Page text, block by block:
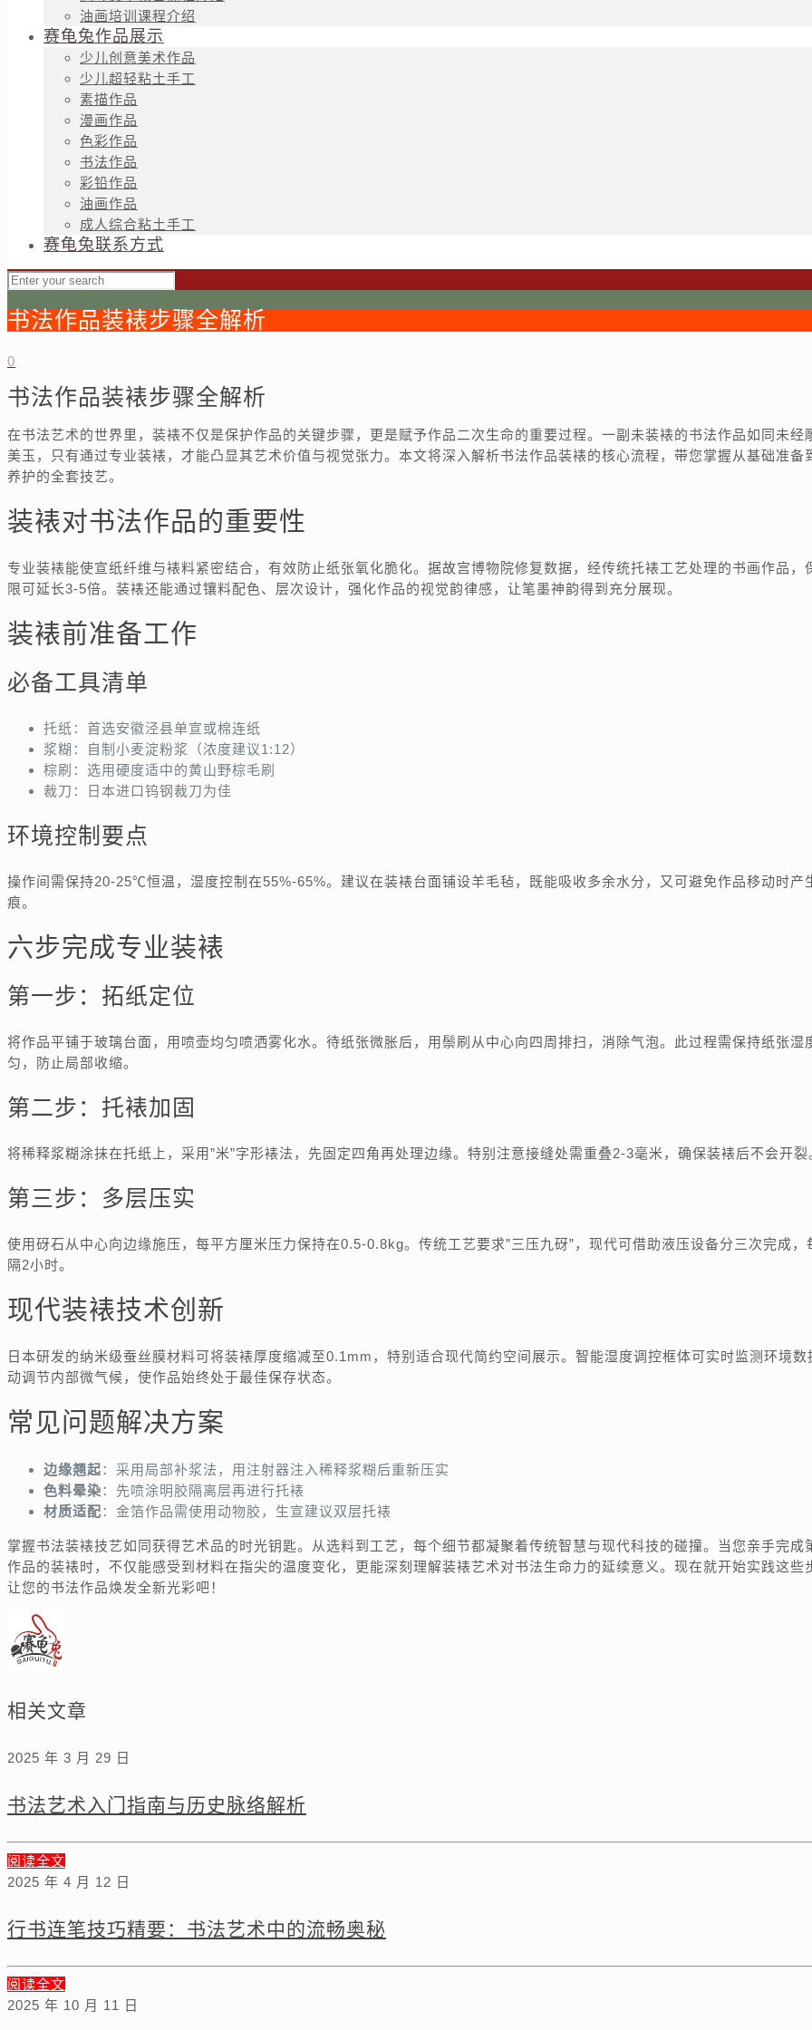
油画培训课程介绍
赛龟兔作品展示
少儿创意美术作品
少儿超轻粘土手工
素描作品
漫画作品
色彩作品
书法作品
彩铅作品
油画作品
成人综合粘土手工
赛龟兔联系方式
书法作品装裱步骤全解析
0
书法作品装裱步骤全解析
在书法艺术的世界里，装裱不仅是保护作品的关键步骤，更是赋予作品二次生命的重要过程。一副未装裱的书法作品如同未经
美玉，只有通过专业装裱，才能凸显其艺术价值与视觉张力。本文将深入解析书法作品装裱的核心流程，带您掌握从基础准备
养护的全套技艺。
装裱对书法作品的重要性
专业装裱能使宣纸纤维与裱料紧密结合，有效防止纸张氧化脆化。据故宫博物院修复数据，经传统托裱工艺处理的书画作品，
限可延长3-5倍。装裱还能通过镶料配色、层次设计，强化作品的视觉韵律感，让笔墨神韵得到充分展现。
装裱前准备工作
必备工具清单
托纸：首选安徽泾县单宣或棉连纸
浆糊：自制小麦淀粉浆（浓度建议1:12）
棕刷：选用硬度适中的黄山野棕毛刷
裁刀：日本进口钨钢裁刀为佳
环境控制要点
操作间需保持20-25℃恒温，湿度控制在55%-65%。建议在装裱台面铺设羊毛毡，既能吸收多余水分，又可避免作品移动时产
痕。
六步完成专业装裱
第一步：拓纸定位
将作品平铺于玻璃台面，用喷壶均匀喷洒雾化水。待纸张微胀后，用鬃刷从中心向四周排扫，消除气泡。此过程需保持纸张湿
匀，防止局部收缩。
第二步：托裱加固
将稀释浆糊涂抹在托纸上，采用”米”字形裱法，先固定四角再处理边缘。特别注意接缝处需重叠2-3毫米，确保装裱后不会开裂
第三步：多层压实
使用砑石从中心向边缘施压，每平方厘米压力保持在0.5-0.8kg。传统工艺要求”三压九砑”，现代可借助液压设备分三次完成，
隔2小时。
现代装裱技术创新
日本研发的纳米级蚕丝膜材料可将装裱厚度缩减至0.1mm，特别适合现代简约空间展示。智能湿度调控框体可实时监测环境数
动调节内部微气候，使作品始终处于最佳保存状态。
常见问题解决方案
边缘翘起：采用局部补浆法，用注射器注入稀释浆糊后重新压实
色料晕染：先喷涂明胶隔离层再进行托裱
材质适配：金箔作品需使用动物胶，生宣建议双层托裱
掌握书法装裱技艺如同获得艺术品的时光钥匙。从选料到工艺，每个细节都凝聚着传统智慧与现代科技的碰撞。当您亲手完成
作品的装裱时，不仅能感受到材料在指尖的温度变化，更能深刻理解装裱艺术对书法生命力的延续意义。现在就开始实践这些
让您的书法作品焕发全新光彩吧！
相关文章
2025 年 3 月 29 日
书法艺术入门指南与历史脉络解析
阅读全文
2025 年 4 月 12 日
行书连笔技巧精要：书法艺术中的流畅奥秘
阅读全文
2025 年 10 月 11 日